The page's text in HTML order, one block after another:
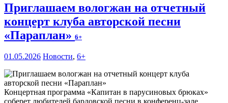
Приглашаем вологжан на отчетный
концерт клуба авторской песни
«Параплан» 6+
01.05.2026 Новости, 6+
Концертная программа «Капитан в парусиновых брюках»